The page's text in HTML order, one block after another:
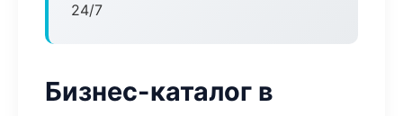
24/7
Бизнес-каталог в